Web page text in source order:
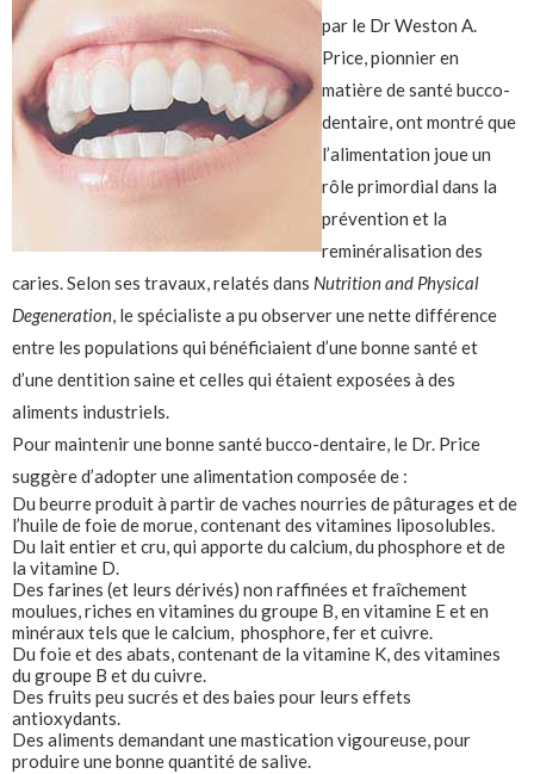
par le Dr Weston A.
Price, pionnier en
matière de santé bucco-
dentaire, ont montré que
l’alimentation joue un
rôle primordial dans la
prévention et la
reminéralisation des
caries. Selon ses travaux, relatés dans Nutrition and Physical
Degeneration, le spécialiste a pu observer une nette différence
entre les populations qui bénéficiaient d’une bonne santé et
d’une dentition saine et celles qui étaient exposées à des
aliments industriels.
Pour maintenir une bonne santé bucco-dentaire, le Dr. Price
suggère d’adopter une alimentation composée de :
Du beurre produit à partir de vaches nourries de pâturages et de
l’huile de foie de morue, contenant des vitamines liposolubles.
Du lait entier et cru, qui apporte du calcium, du phosphore et de
la vitamine D.
Des farines (et leurs dérivés) non raffinées et fraîchement
moulues, riches en vitamines du groupe B, en vitamine E et en
minéraux tels que le calcium, phosphore, fer et cuivre.
Du foie et des abats, contenant de la vitamine K, des vitamines
du groupe B et du cuivre.
Des fruits peu sucrés et des baies pour leurs effets
antioxydants.
Des aliments demandant une mastication vigoureuse, pour
produire une bonne quantité de salive.